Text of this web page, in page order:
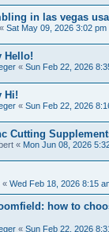
in las vegas
« Sat May 09, 2026 3:02 pm
Hello!
« Sun Feb 22, 2026
Hi!
« Sun Feb 22, 2026
Cutting
« Mon Jun 08, 2026
« Wed Feb 18, 2026 8:15
how to
« Sun Feb 22, 2026